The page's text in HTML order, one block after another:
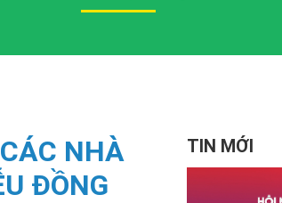
NHÀ
ĐỒNG
TIN MỚI